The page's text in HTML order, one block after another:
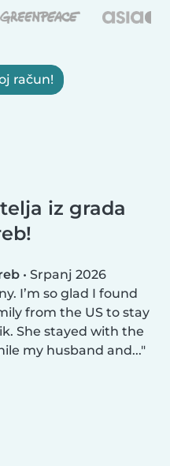
račun!
iz grada
• Srpanj 2026
I’m so glad I found
from the US to stay
She stayed with the
my husband and...